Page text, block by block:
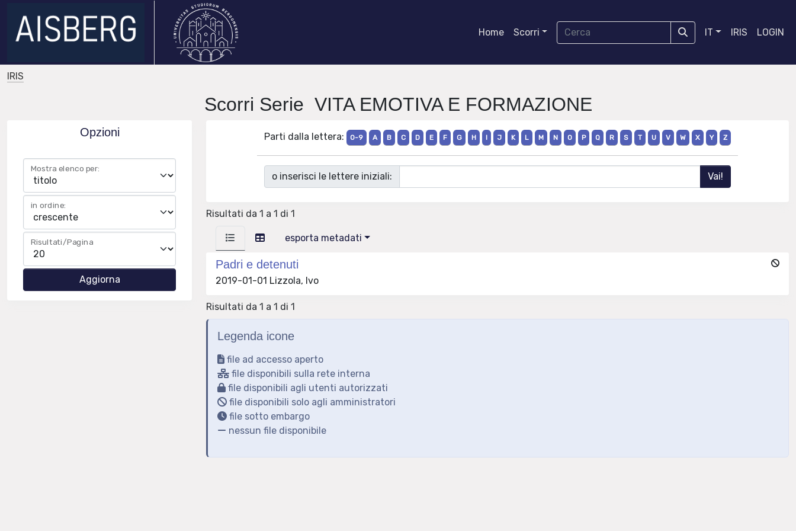
Home Scorri IT IRIS LOGIN
IRIS
Scorri Serie VITA EMOTIVA E FORMAZIONE
Opzioni
Mostra elenco per:
in ordine:
Risultati/Pagina
Parti dalla lettera: 0-9 A B C D E F G H I J K L M N O P Q R S T U V W X Y Z
o inserisci le lettere iniziali:
Risultati da 1 a 1 di 1
esporta metadati
Padri e detenuti
2019-01-01 Lizzola, Ivo
Risultati da 1 a 1 di 1
Legenda icone
file ad accesso aperto
file disponibili sulla rete interna
file disponibili agli utenti autorizzati
file disponibili solo agli amministratori
file sotto embargo
nessun file disponibile